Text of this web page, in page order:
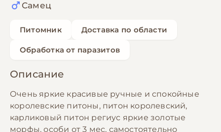
Самец
Питомник Доставка по области
Обработка от паразитов
Описание
Очень яркие красивые ручные и спокойные
королевские питоны, питон королевский,
карликовый питон региус яркие золотые
морфы, особи от 3 мес, самостоятельно